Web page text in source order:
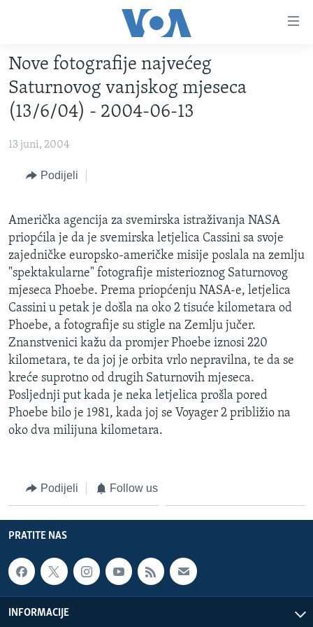
glavni
sadržaj
Pređi
na
glavnu
navigaciju
VIDEO
FOTOGRAFIJE DANA
VIJESTI
SJEDINJENE AMERIČKE DRŽAVE
SVIJET
NAUKA I TEHNOLOGIJA
KORUPCIJA
SLOBODA MEDIJA
ŽENSKA STRANA
IZBJEGLIČKA STRANA
MAGAZIN
O GLASU AMERIKE
Learning English
PRATITE NAS
Jezici
Nove fotografije najvećeg
Saturnovog vanjskog mjeseca
(13/6/04) - 2004-06-13
13 juni, 2004
Podijeli
Američka agencija za svemirska istraživanja NASA
priopćila je da je svemirska letjelica Cassini sa svoje
zajedničke europsko-američke misije poslala na zemlju
"spektakularne" fotografije misterioznog Saturnovog
mjeseca Phoebe. Prema priopćenju NASA-e, letjelica
Cassini u petak je došla na oko 2 tisuće kilometara od
Phoebe, a fotografije su stigle na Zemlju jučer.
Znanstvenici kažu da promjer Phoebe iznosi 220
kilometara, te da joj je orbita vrlo nepravilna, te da se
kreće suprotno od drugih Saturnovih mjeseca.
Posljednji put kada je neka letjelica prošla pored
Phoebe bilo je 1981, kada joj se Voyager 2 približio na
oko dva milijuna kilometara.
Podijeli Follow us
PRATITE NAS
INFORMACIJE